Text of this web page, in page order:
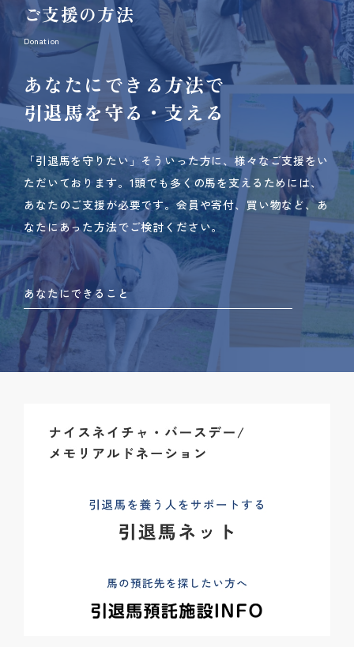
ご支援の方法
Donation
あなたにできる方法で
引退馬を守る・支える
「引退馬を守りたい」そういった方に、様々なご支援をい
ただいております。 1頭でも多くの馬を支えるためには、
あなたのご支援が必要です。 会員や寄付、買い物など、あ
なたにあった方法でご検討ください。
あなたにできること